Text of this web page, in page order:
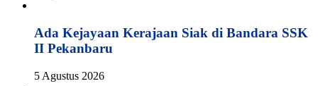
Ada Kejayaan Kerajaan Siak di Bandara SSK
II Pekanbaru
5 Agustus 2026